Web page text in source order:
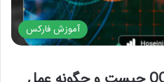
آموزش فارکس